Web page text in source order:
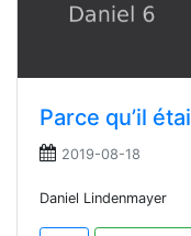
Parce qu’il
2019-08-18
Daniel Lindenmayer